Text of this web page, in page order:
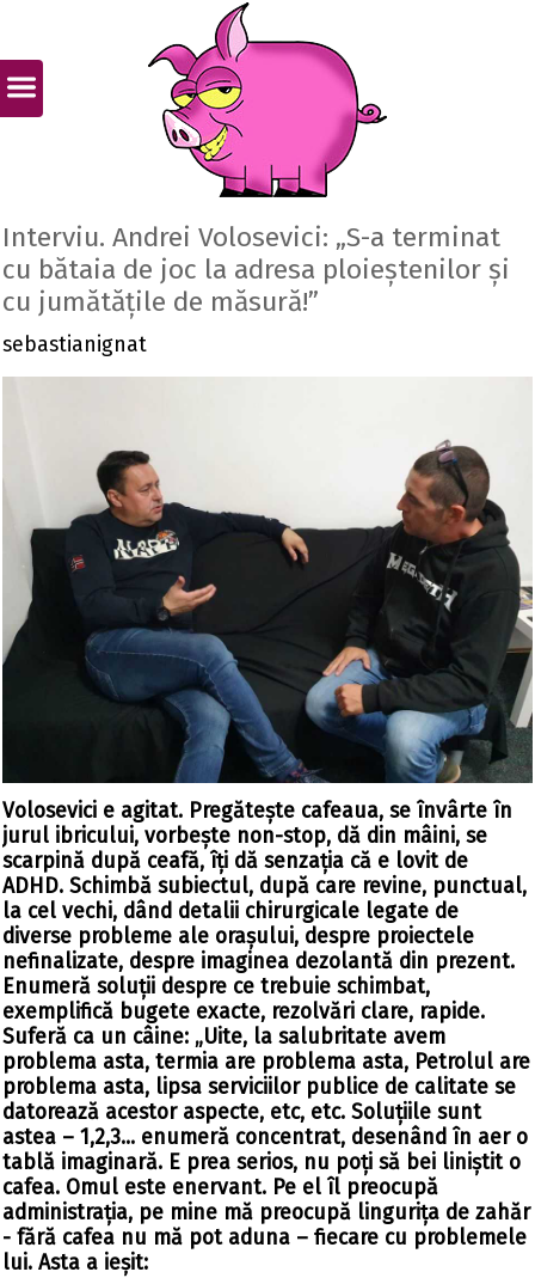
Interviu. Andrei Volosevici: „S-a terminat
cu bătaia de joc la adresa ploieștenilor și
cu jumătățile de măsură!”
sebastianignat
Volosevici e agitat. Pregătește cafeaua, se învârte în
jurul ibricului, vorbește non-stop, dă din mâini, se
scarpină după ceafă, îți dă senzația că e lovit de
ADHD. Schimbă subiectul, după care revine, punctual,
la cel vechi, dând detalii chirurgicale legate de
diverse probleme ale orașului, despre proiectele
nefinalizate, despre imaginea dezolantă din prezent.
Enumeră soluții despre ce trebuie schimbat,
exemplifică bugete exacte, rezolvări clare, rapide.
Suferă ca un câine: „Uite, la salubritate avem
problema asta, termia are problema asta, Petrolul are
problema asta, lipsa serviciilor publice de calitate se
datorează acestor aspecte, etc, etc. Soluțiile sunt
astea – 1,2,3... enumeră concentrat, desenând în aer o
tablă imaginară. E prea serios, nu poți să bei liniștit o
cafea. Omul este enervant. Pe el îl preocupă
administrația, pe mine mă preocupă lingurița de zahăr
- fără cafea nu mă pot aduna – fiecare cu problemele
lui. Asta a ieșit: